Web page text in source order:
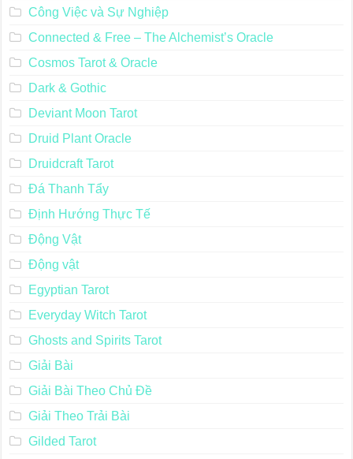
Công Việc và Sự Nghiệp
Connected & Free – The Alchemist’s Oracle
Cosmos Tarot & Oracle
Dark & Gothic
Deviant Moon Tarot
Druid Plant Oracle
Druidcraft Tarot
Đá Thanh Tẩy
Định Hướng Thực Tế
Động Vật
Động vật
Egyptian Tarot
Everyday Witch Tarot
Ghosts and Spirits Tarot
Giải Bài
Giải Bài Theo Chủ Đề
Giải Theo Trải Bài
Gilded Tarot